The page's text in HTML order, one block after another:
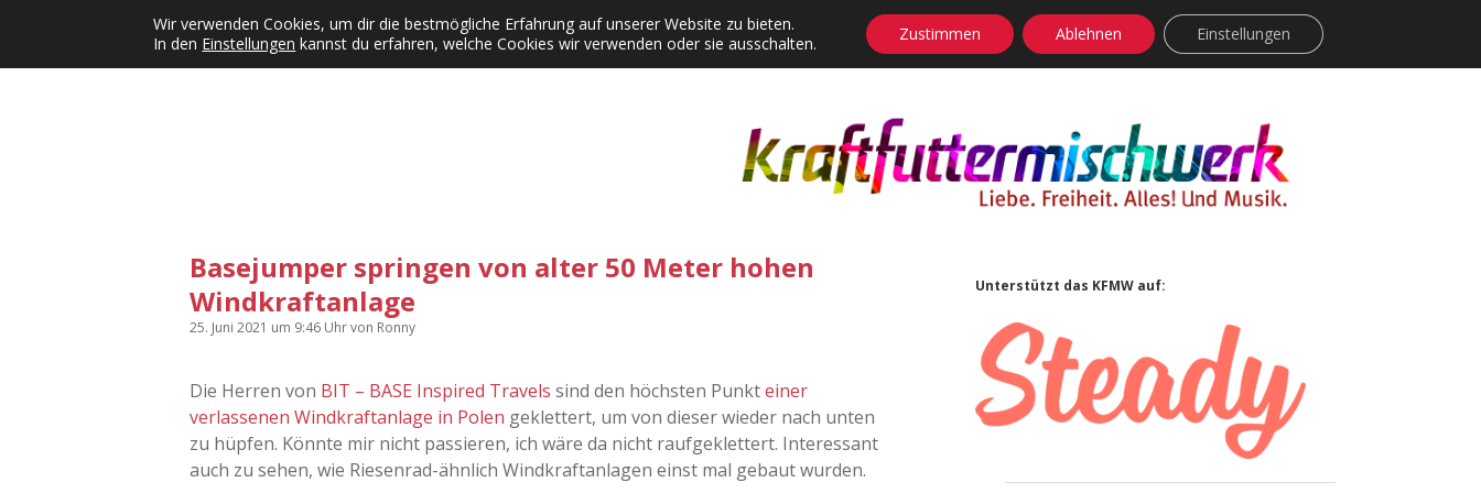
Kategorien Dropdown-Menü öffnen
KFMW-Disco Dates Instagrams Contact Adventskalender Dropdown-Menü öffnen facebook
instagram
rss soundcloud
vimeoBluesky
Basejumper springen von alter 50 Meter hohen
Windkraftanlage
25. Juni 2021 um 9:46 Uhrvon Ronny
Die Herren von BIT – BASE Inspired Travels sind den höchsten Punkteiner
verlassenen Windkraftanlage in Polen geklettert, um von dieser wieder nach unten
zu hüpfen. Könnte mir nicht passieren, ich wäre da nicht raufgeklettert. Interessant
auch zu sehen, wie Riesenrad-ähnlich Windkraftanlagen einst mal gebaut wurden.
Sidebar
Unterstützt das KFMW auf:
Wir verwenden Cookies, um dir die bestmögliche Erfahrung auf unserer Website zu bieten.
In den Einstellungen kannst du erfahren, welche Cookies wir verwenden oder sie ausschalten. Zustimmen Ablehnen Einstellungen